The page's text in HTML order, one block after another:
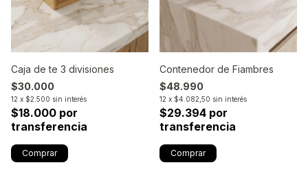
Caja de te 3 divisiones
$30.000
12 x $2.500 sin interés
$18.000 por
transferencia
Contenedor de Fiambres
$48.990
12 x $4.082,50 sin interés
$29.394 por
transferencia